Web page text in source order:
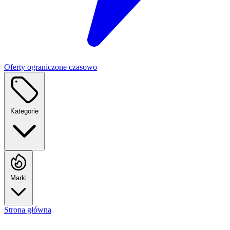
Oferty ograniczone czasowo
Kategorie
Marki
Strona główna